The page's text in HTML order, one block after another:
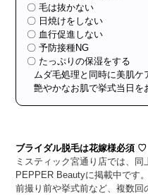
〇 毛は抜かない
〇 日焼けをしない
〇 血行促進しない
〇 予防接種NG
〇 たっぷりの保湿をする
ムダ毛処理と同時に美肌ケ
艶やかなお肌で挙式当日
ブライダル脱毛は花嫁様必須 ♡
ミスティック宮通り店では、
PEPPER Beautyに掲載中です。
前撮り前や挙式前など、複数回